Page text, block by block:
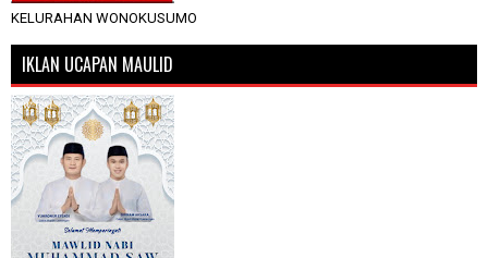
KELURAHAN WONOKUSUMO
IKLAN UCAPAN MAULID